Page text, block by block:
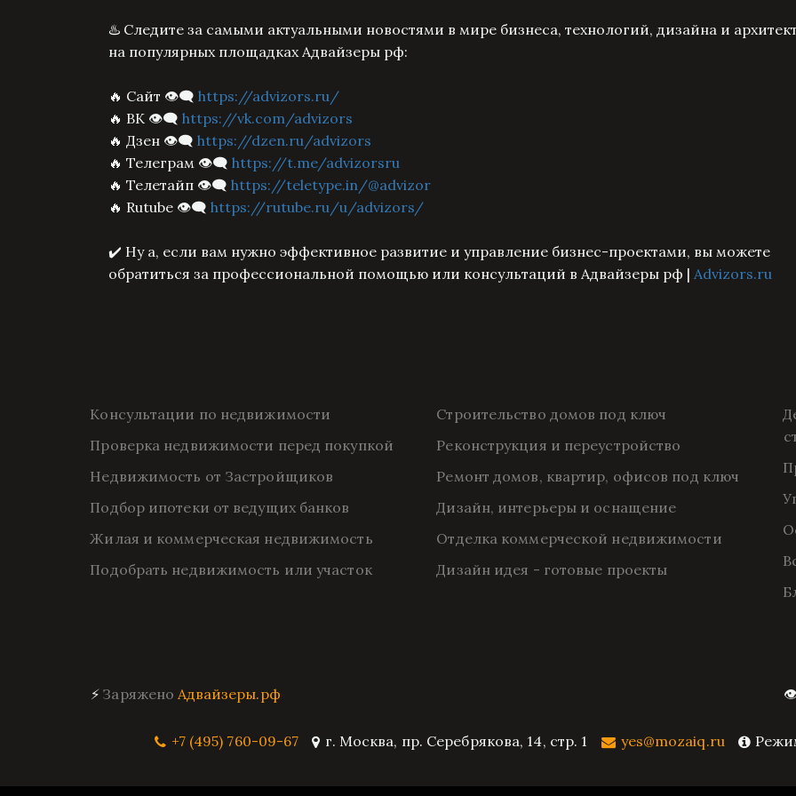
♨️ Следите за самыми актуальными новостями в мире бизнеса, технологий, дизайна и
на популярных площадках Адвайзеры рф:
🔥 Сайт 👁‍🗨 https://advizors.ru/
🔥 ВК 👁‍🗨 https://vk.com/advizors
🔥 Дзен 👁‍🗨 https://dzen.ru/advizors
🔥 Телеграм 👁‍🗨 https://t.me/advizorsru
🔥 Телетайп 👁‍🗨 https://teletype.in/@advizor
🔥 Rutube 👁‍🗨 https://rutube.ru/u/advizors/
✔️ Ну а, если вам нужно эффективное развитие и управление бизнес-проектами, вы можете
обратиться за профессиональной помощью или консультаций в Адвайзеры рф | Advizors.ru
Консультации по недвижимости
Проверка недвижимости перед покупкой
Недвижимость от Застройщиков
Подбор ипотеки от ведущих банков
Жилая и коммерческая недвижимость
Подобрать недвижимость или участок
Строительство домов под ключ
Реконструкция и переустройство
Ремонт домов, квартир, офисов под ключ
Дизайн, интерьеры и оснащение
Отделка коммерческой недвижимости
Дизайн идея - готовые проекты
⚡ Заряжено Адвайзеры.рф
+7 (495) 760-09-67 г. Москва, пр. Серебрякова, 14, стр. 1 yes@mozaiq.ru